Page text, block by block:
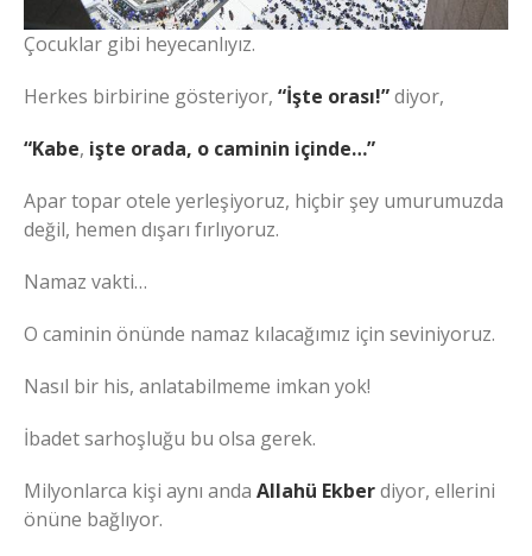
Çocuklar gibi heyecanlıyız.
Herkes birbirine gösteriyor, “İşte orası!”diyor,
“Kabe, işte orada, o caminin içinde…”
Apar topar otele yerleşiyoruz, hiçbir şey umurumuzda
değil, hemen dışarı fırlıyoruz.
Namaz vakti…
O caminin önünde namaz kılacağımız için seviniyoruz.
Nasıl bir his, anlatabilmeme imkan yok!
İbadet sarhoşluğu bu olsa gerek.
Milyonlarca kişi aynı anda Allahü Ekberdiyor, ellerini
önüne bağlıyor.